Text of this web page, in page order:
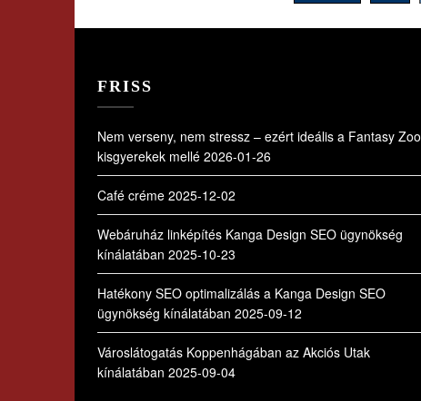
FRISS
Nem verseny, nem stressz – ezért ideális a Fantasy Zoo
kisgyerekek mellé 2026-01-26
Café créme 2025-12-02
Webáruház linképítés Kanga Design SEO ügynökség
kínálatában 2025-10-23
Hatékony SEO optimalizálás a Kanga Design SEO
ügynökség kínálatában 2025-09-12
Városlátogatás Koppenhágában az Akciós Utak
kínálatában 2025-09-04